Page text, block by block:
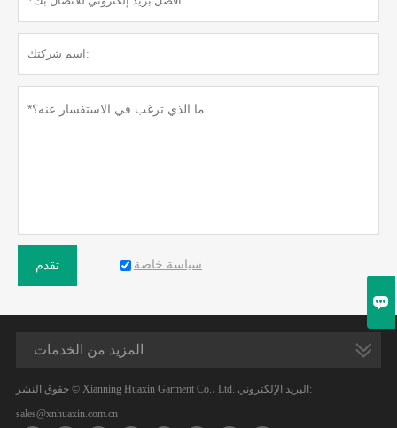
تقدم سياسة خاصة
المزيد من الخدمات
حقوق النشر © Xianning Huaxin Garment Co.، Ltd. البريد الإلكتروني:
sales@xnhuaxin.com.cn
